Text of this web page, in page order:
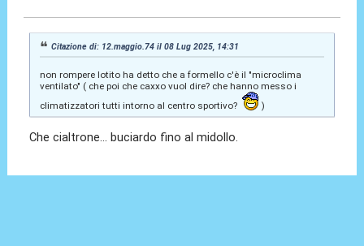
Citazione di: 12.maggio.74 il 08 Lug 2025, 14:31
non rompere lotito ha detto che a formello c'è il "microclima
ventilato" ( che poi che caxxo vuol dire? che hanno messo i
climatizzatori tutti intorno al centro sportivo?
)
Che cialtrone... buciardo fino al midollo.